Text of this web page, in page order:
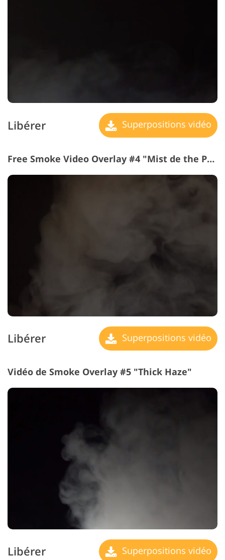
Libérer Superpositions vidéo
Free Smoke Video Overlay #4 "Mist de the Past"
Libérer Superpositions vidéo
Vidéo de Smoke Overlay #5 "Thick Haze"
Libérer Superpositions vidéo